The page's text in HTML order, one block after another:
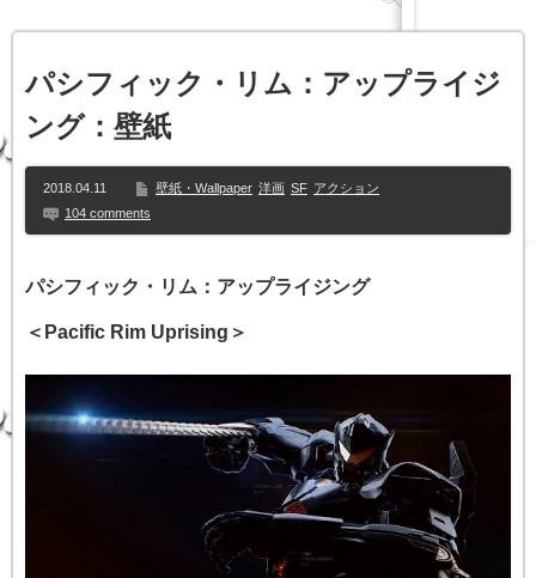
パシフィック・リム：アップライジ
ング：壁紙
2018.04.11 壁紙・Wallpaper 洋画 SF アクション
104 comments
パシフィック・リム：アップライジング
＜Pacific Rim Uprising＞